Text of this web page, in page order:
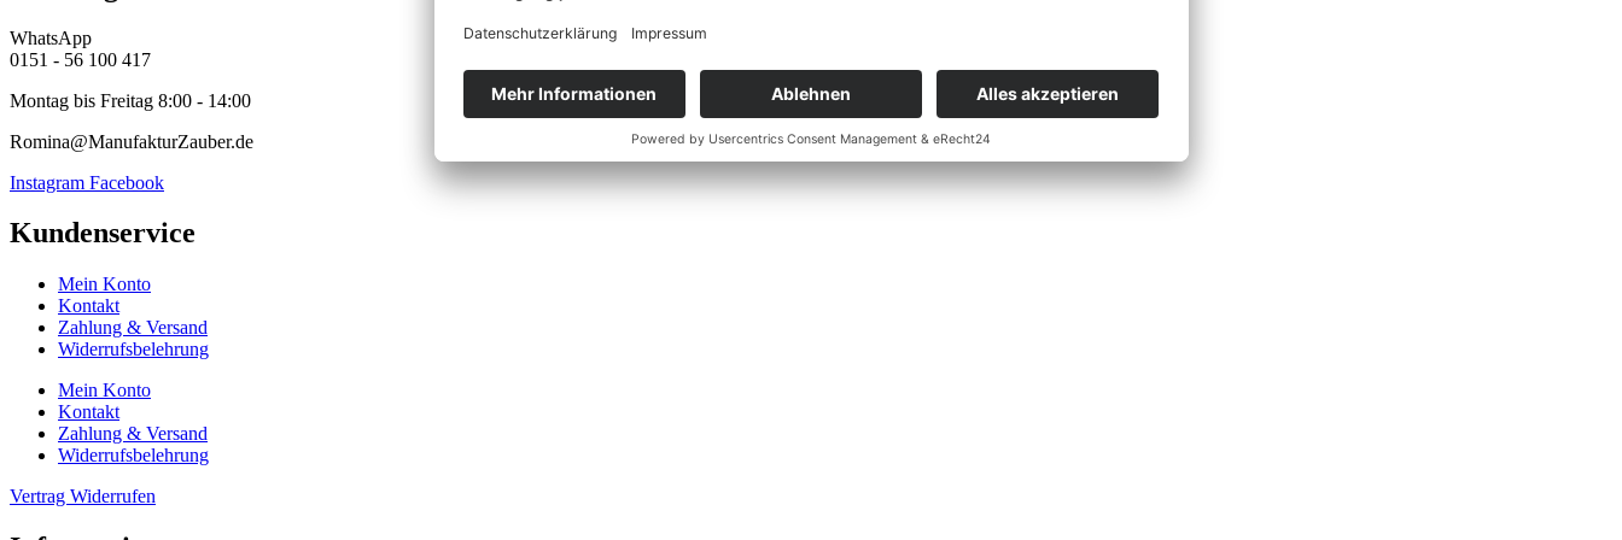
WhatsApp
0151 - 56 100 417
Montag bis Freitag 8:00 - 14:00
Romina@ManufakturZauber.de
Instagram Facebook
Kundenservice
Mein Konto
Kontakt
Zahlung & Versand
Widerrufsbelehrung
Mein Konto
Kontakt
Zahlung & Versand
Widerrufsbelehrung
Vertrag Widerrufen